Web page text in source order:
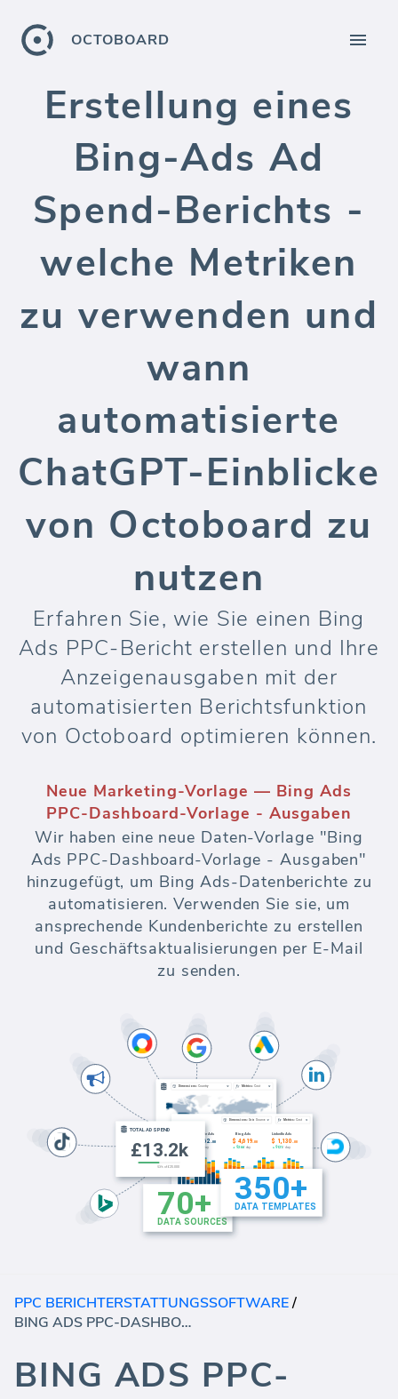
OCTOBOARD
Erstellung eines
Bing-Ads Ad
Spend-Berichts -
welche Metriken
zu verwenden und
wann
automatisierte
ChatGPT-Einblicke
von Octoboard zu
nutzen
Erfahren Sie, wie Sie einen Bing
Ads PPC-Bericht erstellen und Ihre
Anzeigenausgaben mit der
automatisierten Berichtsfunktion
von Octoboard optimieren können.
Neue Marketing-Vorlage — Bing Ads
PPC-Dashboard-Vorlage - Ausgaben
Wir haben eine neue Daten-Vorlage "Bing
Ads PPC-Dashboard-Vorlage - Ausgaben"
hinzugefügt, um Bing Ads-Datenberichte zu
automatisieren. Verwenden Sie sie, um
ansprechende Kundenberichte zu erstellen
und Geschäftsaktualisierungen per E-Mail
zu senden.
PPC BERICHTERSTATTUNGSSOFTWARE/
BING ADS PPC-DASHBOARD-VORLAGE - AUSGABEN
BING ADS PPC-